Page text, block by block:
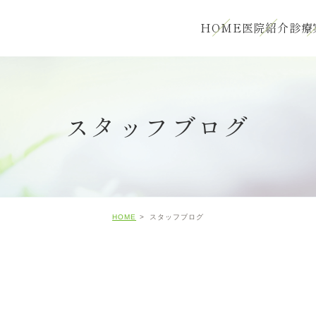
HOME医院紹介診
スタッフブログ
HOME スタッフブログ